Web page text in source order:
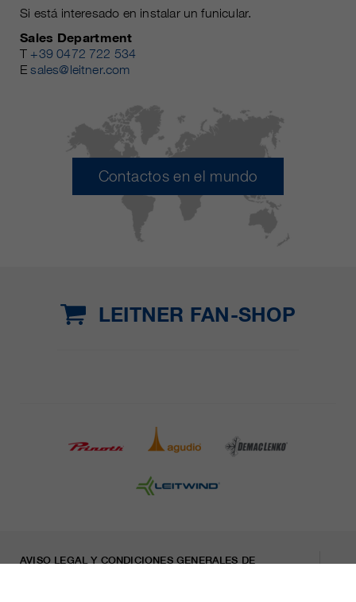
Si está interesado en instalar un funicular.
Sales Department
T +39 0472 722 534
Esales@leitner.com
Contactos en el mundo
LEITNER FAN-SHOP
AVISO LEGAL Y CONDICIONES GENERALES DE